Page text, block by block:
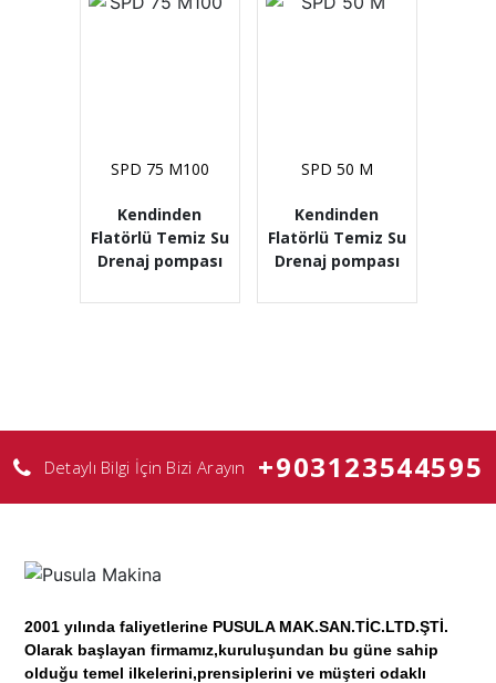
SPD 75 M100
Kendinden
Flatörlü Temiz Su
Drenaj pompası
SPD 50 M
Kendinden
Flatörlü Temiz Su
Drenaj pompası
Detaylı Bilgi İçin Bizi Arayın +903123544595
2001 yılında faliyetlerine PUSULA MAK.SAN.TİC.LTD.ŞTİ.
Olarak başlayan firmamız,kuruluşundan bu güne sahip
olduğu temel ilkelerini,prensiplerini ve müşteri odaklı